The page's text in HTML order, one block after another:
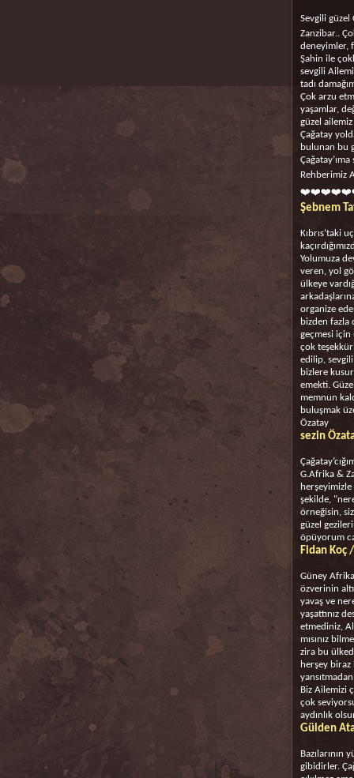
Sevgili
Zanzibar..
deneyimler,
Şahin ile
sevgili
tadı
Çok arzu
yaşamlar,
güzel
Çağatay
bulunan bu
Rehberimiz
Şebnem
Kıbrıs‘taki
Yolumuza
veren, yol
ülkeye
organize
bizden fazla
geçmesi için
çok
edilip,
bizlere
emekti.
memnun
buluşmak
Özatay
sezin
G.Afrika &
herşeyimizle
şekilde,
örneğisin,
güzel
öpüyorum
Fidan Koç
Güney
özverinin
yavaş ve
yaşattınız
etmediniz,
mısınız
zira bu
herşey biraz
Biz Ailemizi
çok
aydınlık
Gülden
Bazılarının
gibidirler.